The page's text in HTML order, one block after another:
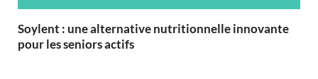
Soylent : une alternative nutritionnelle innovante
pour les seniors actifs